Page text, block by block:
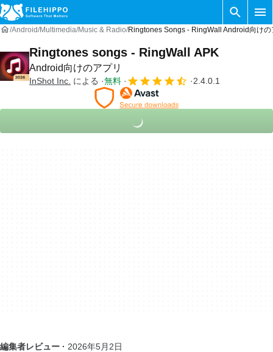
Android Multimedia Music & Radio Ringtones Songs - RingWall Android向けの
Ringtones songs - RingWall APK
Android向けのアプリ
InShot Inc. による 無料 2.4.0.1
編集者レビュー · 2026年5月2日